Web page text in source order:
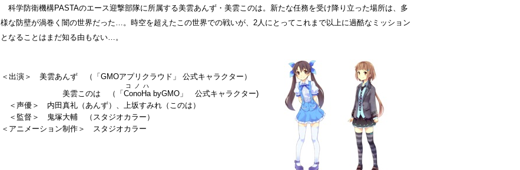
科学防衛機構PASTAのエース迎撃部隊に所属する美雲あんず・美雲このは。新たな任務を受け降り立った場所は、多
様な防壁が渦巻く闇の世界だった…。時空を超えたこの世界での戦いが、2人にとってこれまで以上に過酷なミッション
となることはまだ知る由もない…。
＜出演＞ 美雲あんず （「GMOアプリクラウド」 公式キャラクター）
美雲このは （「 ConoHa
コノハ
byGMO 」 公式キャラクター)
＜声優＞ 内田真礼（あんず）、上坂すみれ（このは）
＜監督＞ 鬼塚大輔 （スタジオカラー）
＜アニメーション制作＞ スタジオカラー